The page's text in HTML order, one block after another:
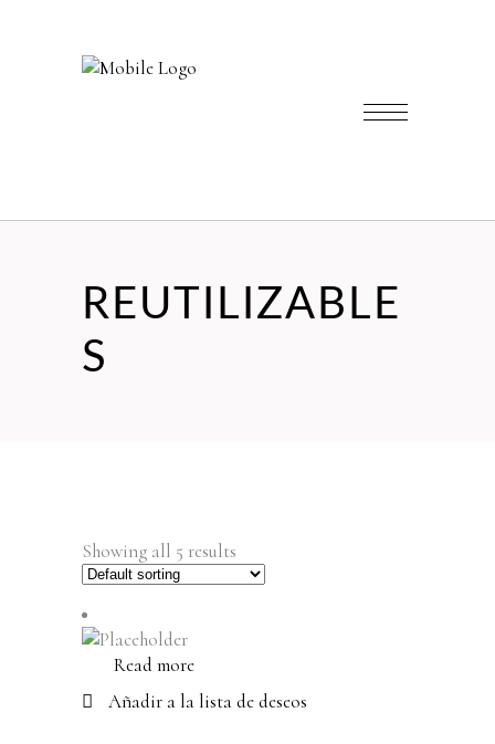
REUTILIZABLE
S
Showing all 5 results
Read more
Añadir a la lista de deseos